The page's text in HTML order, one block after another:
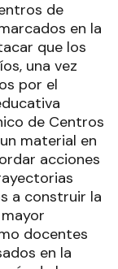
de
en la
que los
una vez
por el
de Centros
material en
acciones
a construir la
docentes
en la